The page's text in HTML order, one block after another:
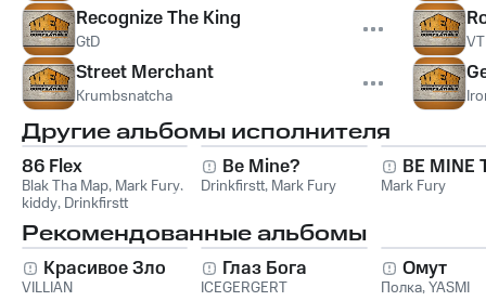
Recognize The King
GtD
Street Merchant
Krumbsnatcha
Другие альбомы исполнителя
86 Flex
Blak Tha Map, Mark Fury,
kiddy, Drinkfirstt
Be Mine?
Drinkfirstt, Mark Fury
BE MINE
Mark Fury
Рекомендованные альбомы
Красивое Зло
VILLIAN
Глаз Бога
ICEGERGERT
Омут
Полка,YASMI